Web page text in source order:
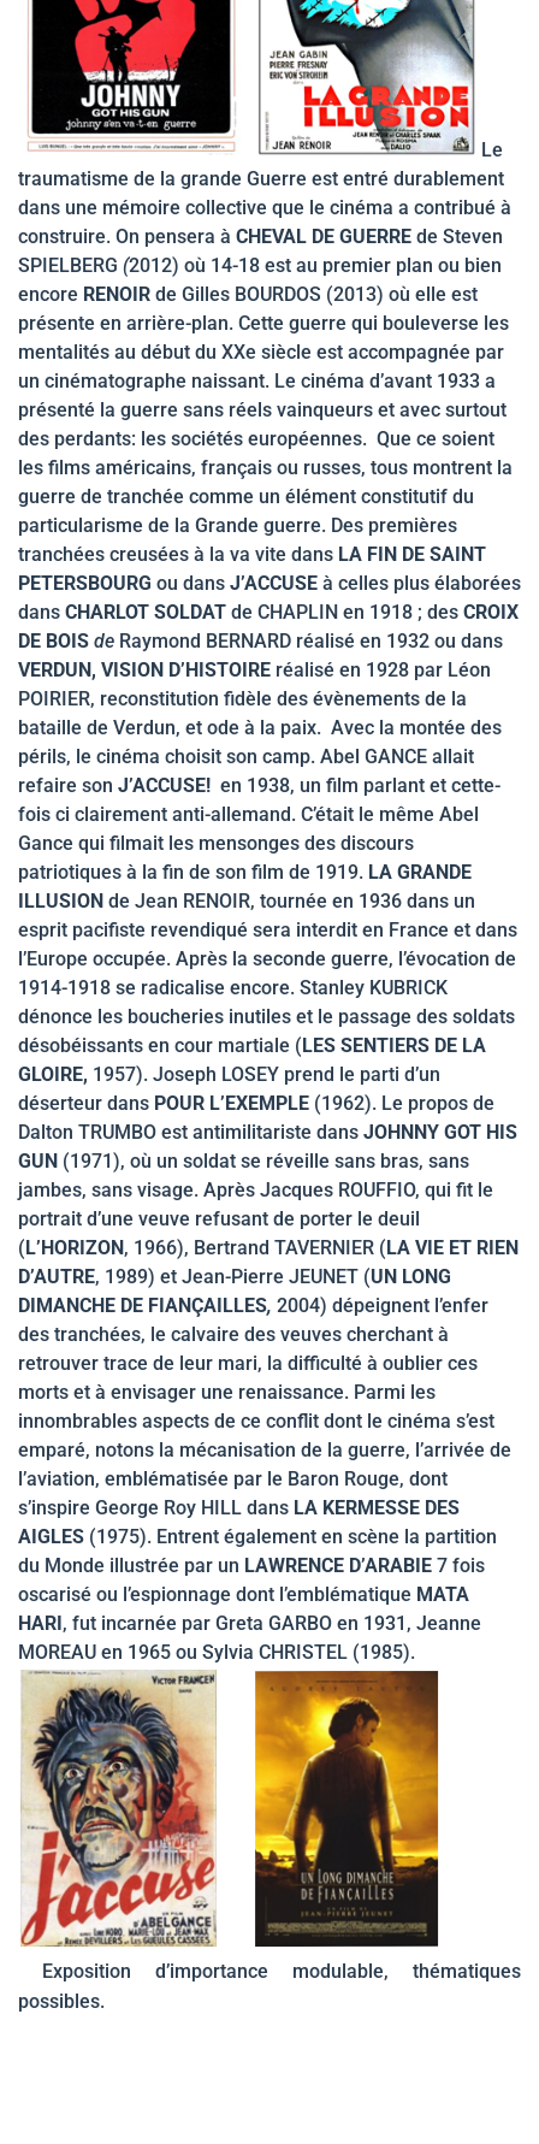
Le
traumatisme de la grande Guerre est entré durablement
dans une mémoire collective que le cinéma a contribué à
construire. On pensera à CHEVAL DE GUERRE de Steven
SPIELBERG (2012) où 14-18 est au premier plan ou bien
encore RENOIR de Gilles BOURDOS (2013) où elle est
présente en arrière-plan. Cette guerre qui bouleverse les
mentalités au début du XXe siècle est accompagnée par
un cinématographe naissant. Le cinéma d’avant 1933 a
présenté la guerre sans réels vainqueurs et avec surtout
des perdants: les sociétés européennes. Que ce soient
les films américains, français ou russes, tous montrent la
guerre de tranchée comme un élément constitutif du
particularisme de la Grande guerre. Des premières
tranchées creusées à la va vite dans LA FIN DE SAINT
PETERSBOURG ou dans J’ACCUSE à celles plus élaborées
dans CHARLOT SOLDAT de CHAPLIN en 1918 ; des CROIX
DE BOIS de Raymond BERNARD réalisé en 1932 ou dans
VERDUN, VISION D’HISTOIRE réalisé en 1928 par Léon
POIRIER, reconstitution fidèle des évènements de la
bataille de Verdun, et ode à la paix. Avec la montée des
périls, le cinéma choisit son camp. Abel GANCE allait
refaire son J’ACCUSE! en 1938, un film parlant et cette-
fois ci clairement anti-allemand. C’était le même Abel
Gance qui filmait les mensonges des discours
patriotiques à la fin de son film de 1919. LA GRANDE
ILLUSION de Jean RENOIR, tournée en 1936 dans un
esprit pacifiste revendiqué sera interdit en France et dans
l’Europe occupée. Après la seconde guerre, l’évocation de
1914-1918 se radicalise encore. Stanley KUBRICK
dénonce les boucheries inutiles et le passage des soldats
désobéissants en cour martiale (LES SENTIERS DE LA
GLOIRE, 1957). Joseph LOSEY prend le parti d’un
déserteur dans POUR L’EXEMPLE (1962). Le propos de
Dalton TRUMBO est antimilitariste dans JOHNNY GOT HIS
GUN (1971), où un soldat se réveille sans bras, sans
jambes, sans visage. Après Jacques ROUFFIO, qui fit le
portrait d’une veuve refusant de porter le deuil
(L’HORIZON, 1966), Bertrand TAVERNIER (LA VIE ET RIEN
D’AUTRE, 1989) et Jean-Pierre JEUNET (UN LONG
DIMANCHE DE FIANÇAILLES, 2004) dépeignent l’enfer
des tranchées, le calvaire des veuves cherchant à
retrouver trace de leur mari, la difficulté à oublier ces
morts et à envisager une renaissance. Parmi les
innombrables aspects de ce conflit dont le cinéma s’est
emparé, notons la mécanisation de la guerre, l’arrivée de
l’aviation, emblématisée par le Baron Rouge, dont
s’inspire George Roy HILL dans LA KERMESSE DES
AIGLES (1975). Entrent également en scène la partition
du Monde illustrée par un LAWRENCE D’ARABIE 7 fois
oscarisé ou l’espionnage dont l’emblématique MATA
HARI, fut incarnée par Greta GARBO en 1931, Jeanne
MOREAU en 1965 ou Sylvia CHRISTEL (1985).
Exposition d’importance modulable, thématiques
possibles.